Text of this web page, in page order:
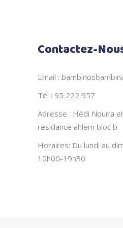
Contactez-
Email :
Tél : 95 222 957
Adresse : Hédi Nouira
residance ahlem bloc b
Horaires: Du lundi au
10h00-19h30